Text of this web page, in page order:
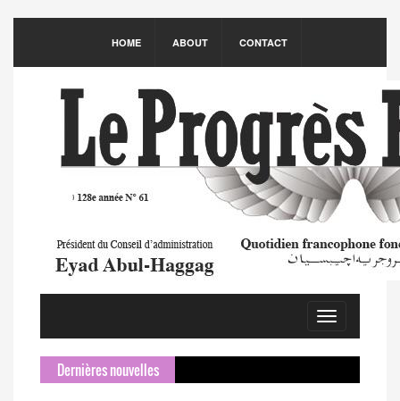
HOME ABOUT CONTACT
Toggle
navigation
Dernières nouvelles